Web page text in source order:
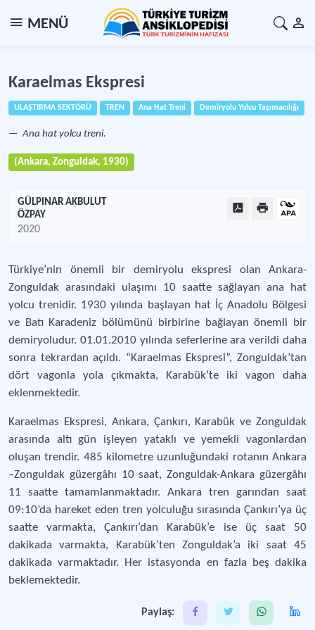
MENÜ
Karaelmas Ekspresi
ULAŞTIRMA SEKTÖRÜ TREN Ana Hat Treni Demiryolu Yolcu Taşımacılığı
Ana hat yolcu treni.
(Ankara, Zonguldak, 1930)
GÜLPINAR AKBULUT
ÖZPAY
2020
Türkiye’nin önemli bir demiryolu ekspresi olan Ankara-
Zonguldak arasındaki ulaşımı 10 saatte sağlayan ana hat
yolcu trenidir. 1930 yılında başlayan hat İç Anadolu Bölgesi
ve Batı Karadeniz bölümünü birbirine bağlayan önemli bir
demiryoludur. 01.01.2010 yılında seferlerine ara verildi daha
sonra tekrardan açıldı. “Karaelmas Ekspresi”, Zonguldak’tan
dört vagonla yola çıkmakta, Karabük’te iki vagon daha
eklenmektedir.
Karaelmas Ekspresi, Ankara, Çankırı, Karabük ve Zonguldak
arasında altı gün işleyen yataklı ve yemekli vagonlardan
oluşan trendir. 485 kilometre uzunluğundaki rotanın Ankara
–Zonguldak güzergâhı 10 saat, Zonguldak-Ankara güzergâhı
11 saatte tamamlanmaktadır. Ankara tren garından saat
09:10’da hareket eden tren yolculuğu sırasında Çankırı’ya üç
saatte varmakta, Çankırı’dan Karabük’e ise üç saat 50
dakikada varmakta, Karabük’ten Zonguldak’a iki saat 45
dakikada varmaktadır. Her istasyonda en fazla beş dakika
beklemektedir.
Paylaş: